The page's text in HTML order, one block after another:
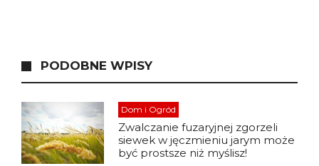
PODOBNE WPISY
Dom i Ogród
Zwalczanie fuzaryjnej zgorzeli
siewek w jęczmieniu jarym może
być prostsze niż myślisz!